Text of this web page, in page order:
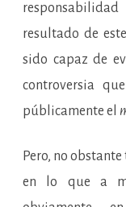
resultado de
sido capaz de
controversia
públicamente el
Pero, no
en lo que a